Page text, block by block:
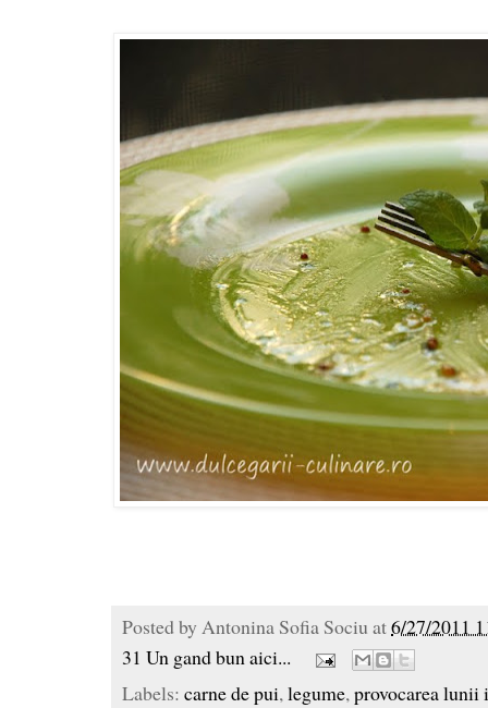
Posted by Antonina Sofia Sociu at6/27/2011
31 Un gand bun aici...
Labels: carne de pui,legume,provocarea lunii